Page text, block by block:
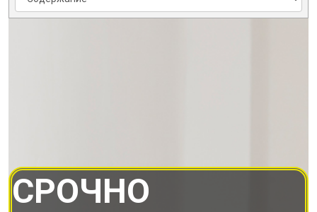
СРОЧНО